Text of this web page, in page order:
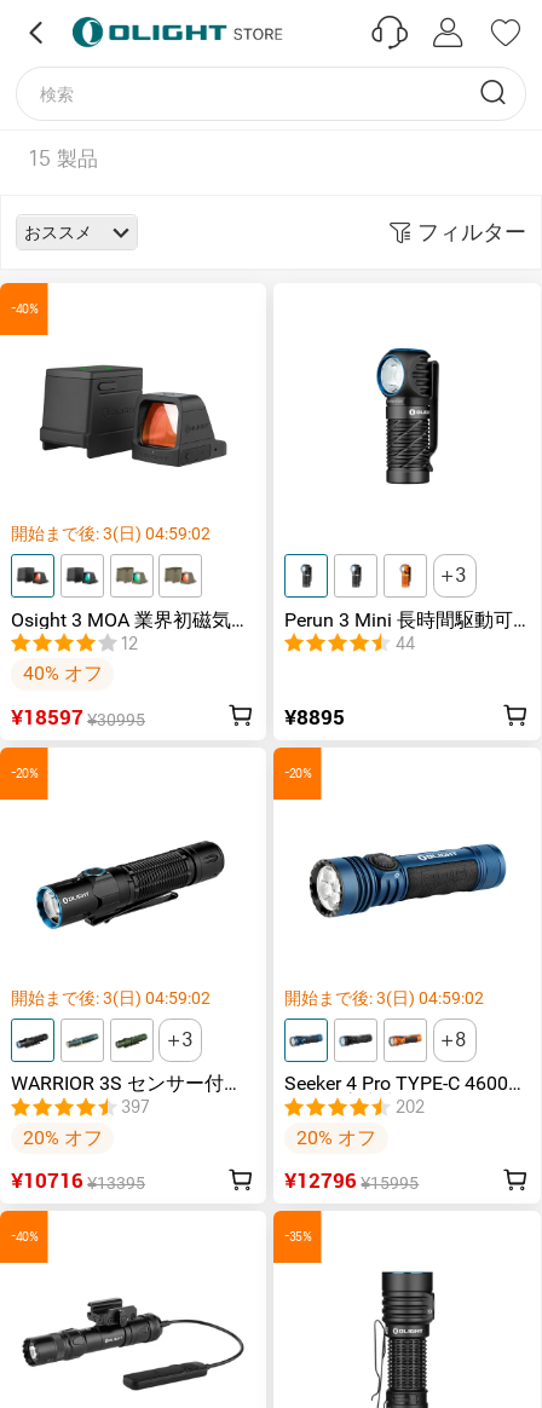
15 製品
おススメ フィルター
-40%
開始まで後:3(日) 04:59:02
Osight 3 MOA 業界初磁気充
電カバー付き 光学機器
12
40% オフ
¥18597¥30995
3
Perun 3 Mini 長時間駆動可
能なL型ヘッドライト 60日
間長持ち
44
¥8895
-20%
開始まで後:3(日) 04:59:02
3
WARRIOR 3S センサー付き
タクティカルライト マグネ
ット充電式 懐中電灯
397
20% オフ
¥10716¥13395
-20%
開始まで後: 3(日)04:59:02
8
Seeker 4 Pro TYPE-C 4600ル
ーメン高出力EDCライト
IPX8防水
202
20% オフ
¥12796 ¥15995
-40% -35%